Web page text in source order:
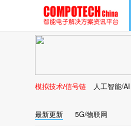
模拟技术/信号链 人工智能/AI
最新更新 5G/物联网